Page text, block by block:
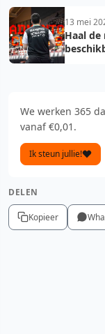
13 mei
Haal
We werken 365
vanaf €0,01.
Ik steun jullie!
DELEN
Kopieer